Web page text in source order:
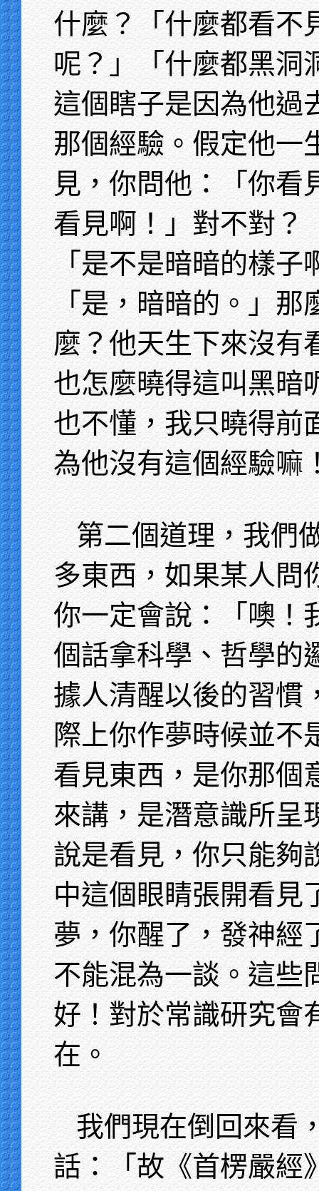
什麼？「什麼都看不
呢？」「什麼都黑洞
這個瞎子是因為他過
那個經驗。假定他一
見，你問他：「你看
看見啊！」對不對
「是不是暗暗的樣
「是，暗暗的。」
麼？他天生下來沒有
也怎麼曉得這叫黑暗
也不懂，我只曉得
為他沒有這個經驗嘛
第二個道理，我們
多東西，如果某人問
你一定會說：「噢！
個話拿科學、哲學的
據人清醒以後的習慣
際上你作夢時候並不
看見東西，是你那個
來講，是潛意識所呈
說是看見，你只能夠
中這個眼睛張開看見
夢，你醒了，發神經
不能混為一談。這些
好！對於常識研究會
在。
我們現在倒回來看
話：「故《首楞嚴經